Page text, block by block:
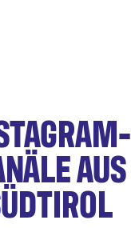
AUS